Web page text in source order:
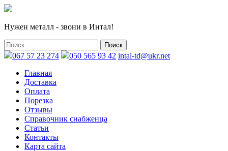
Нужен металл - звони в Интал!
067 57 23 274 050 565 93 42 intal-td@ukr.net
Главная
Доставка
Оплата
Порезка
Отзывы
Справочник снабженца
Статьи
Контакты
Карта сайта